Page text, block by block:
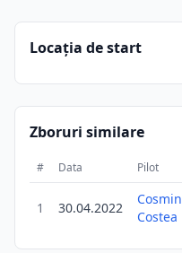
Locația de start
Zboruri similare
# Data Pilot
1 30.04.2022
Cosmin
Costea